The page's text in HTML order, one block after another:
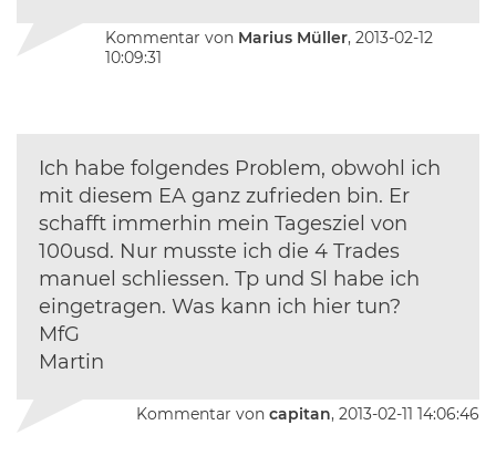
Kommentar von Marius Müller, 2013-02-12
10:09:31
Ich habe folgendes Problem, obwohl ich
mit diesem EA ganz zufrieden bin. Er
schafft immerhin mein Tagesziel von
100usd. Nur musste ich die 4 Trades
manuel schliessen. Tp und Sl habe ich
eingetragen. Was kann ich hier tun?
MfG
Martin
Kommentar von capitan, 2013-02-11 14:06:46